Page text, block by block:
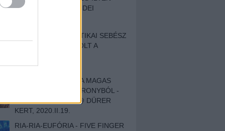
BESZÁMOLÓNK AZ IDEI
EGY HALLÁSPLASZTIKAI SEBÉSZ
NAPLÓJA - ILYEN VOLT A
DOKUMENTUMFILM
MÉLY FÉRFIBÁNAT A MAGAS
ELEFÁNTCSONTTORONYBÓL -
LEPROUS, KLONE @ DÜRER
KERT, 2020.II.19.
RIA-RIA-EUFÓRIA - FIVE FINGER